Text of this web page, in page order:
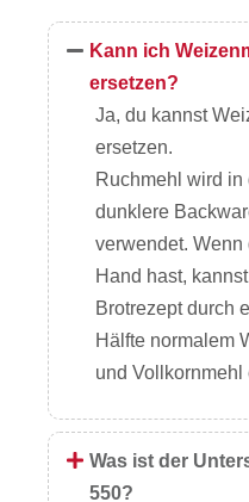
Kann ich
ersetzen?
Ja, du kannst
ersetzen.
Ruchmehl wird
dunklere
verwendet.
Hand hast,
Brotrezept durch
Hälfte normalem
und Vollkornmehl
Was ist der
550?